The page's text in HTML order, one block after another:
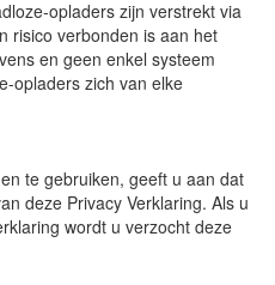
opladers zijn verstrekt via
risico verbonden is aan het
en geen enkel systeem
opladers zich van elke
te gebruiken, geeft u aan dat
deze Privacy Verklaring. Als u
wordt u verzocht deze